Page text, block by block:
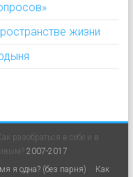
жизни
разобраться в себе и в
2007-2017
я одна? (без парня) Как